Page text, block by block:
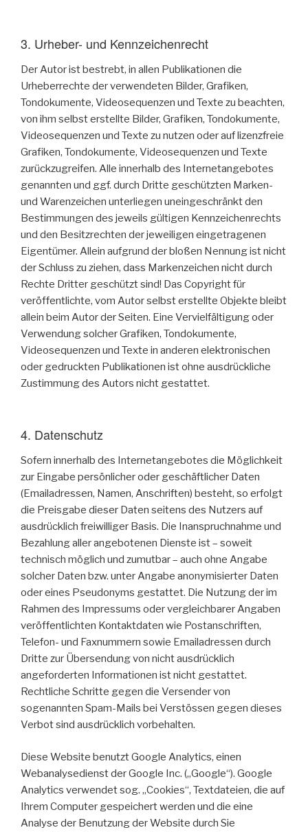
3. Urheber- und Kennzeichenrecht
Der Autor ist bestrebt, in allen Publikationen die
Urheberrechte der verwendeten Bilder, Grafiken,
Tondokumente, Videosequenzen und Texte zu beachten,
von ihm selbst erstellte Bilder, Grafiken, Tondokumente,
Videosequenzen und Texte zu nutzen oder auf lizenzfreie
Grafiken, Tondokumente, Videosequenzen und Texte
zurückzugreifen. Alle innerhalb des Internetangebotes
genannten und ggf. durch Dritte geschützten Marken-
und Warenzeichen unterliegen uneingeschränkt den
Bestimmungen des jeweils gültigen Kennzeichenrechts
und den Besitzrechten der jeweiligen eingetragenen
Eigentümer. Allein aufgrund der bloßen Nennung ist nicht
der Schluss zu ziehen, dass Markenzeichen nicht durch
Rechte Dritter geschützt sind! Das Copyright für
veröffentlichte, vom Autor selbst erstellte Objekte bleibt
allein beim Autor der Seiten. Eine Vervielfältigung oder
Verwendung solcher Grafiken, Tondokumente,
Videosequenzen und Texte in anderen elektronischen
oder gedruckten Publikationen ist ohne ausdrückliche
Zustimmung des Autors nicht gestattet.
4. Datenschutz
Sofern innerhalb des Internetangebotes die Möglichkeit
zur Eingabe persönlicher oder geschäftlicher Daten
(Emailadressen, Namen, Anschriften) besteht, so erfolgt
die Preisgabe dieser Daten seitens des Nutzers auf
ausdrücklich freiwilliger Basis. Die Inanspruchnahme und
Bezahlung aller angebotenen Dienste ist – soweit
technisch möglich und zumutbar – auch ohne Angabe
solcher Daten bzw. unter Angabe anonymisierter Daten
oder eines Pseudonyms gestattet. Die Nutzung der im
Rahmen des Impressums oder vergleichbarer Angaben
veröffentlichten Kontaktdaten wie Postanschriften,
Telefon- und Faxnummern sowie Emailadressen durch
Dritte zur Übersendung von nicht ausdrücklich
angeforderten Informationen ist nicht gestattet.
Rechtliche Schritte gegen die Versender von
sogenannten Spam-Mails bei Verstössen gegen dieses
Verbot sind ausdrücklich vorbehalten.
Diese Website benutzt Google Analytics, einen
Webanalysedienst der Google Inc. („Google“). Google
Analytics verwendet sog. „Cookies“, Textdateien, die auf
Ihrem Computer gespeichert werden und die eine
Analyse der Benutzung der Website durch Sie